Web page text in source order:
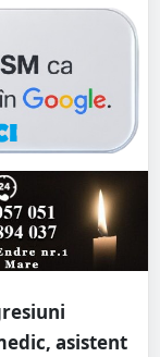
asistent